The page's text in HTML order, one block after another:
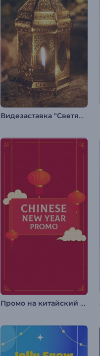
Видезаставка "Светящийся Рамадан"
Промо на китайский Новый год